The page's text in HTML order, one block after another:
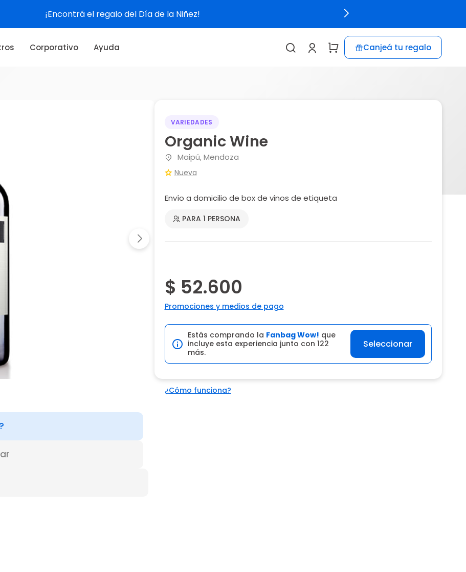
¡Encontrá el regalo del Día de la Niñez!
Corporativo Ayuda Canjeá tu regalo
VARIEDADES
Organic Wine
Maipú, Mendoza
Nueva
Envío a domicilio de box de vinos de etiqueta
PARA 1 PERSONA
$ 52.600
Promociones y medios de pago
Estás comprando la Fanbag Wow! que
incluye esta experiencia junto con 122
más.
Seleccionar
¿Cómo funciona?